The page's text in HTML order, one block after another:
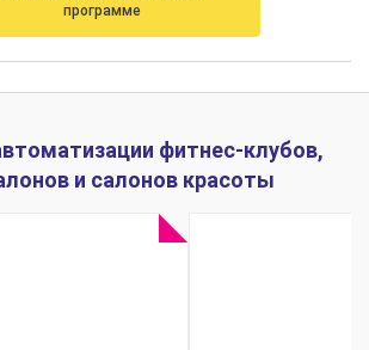
программе
фитнес-клубов,
и салонов красоты